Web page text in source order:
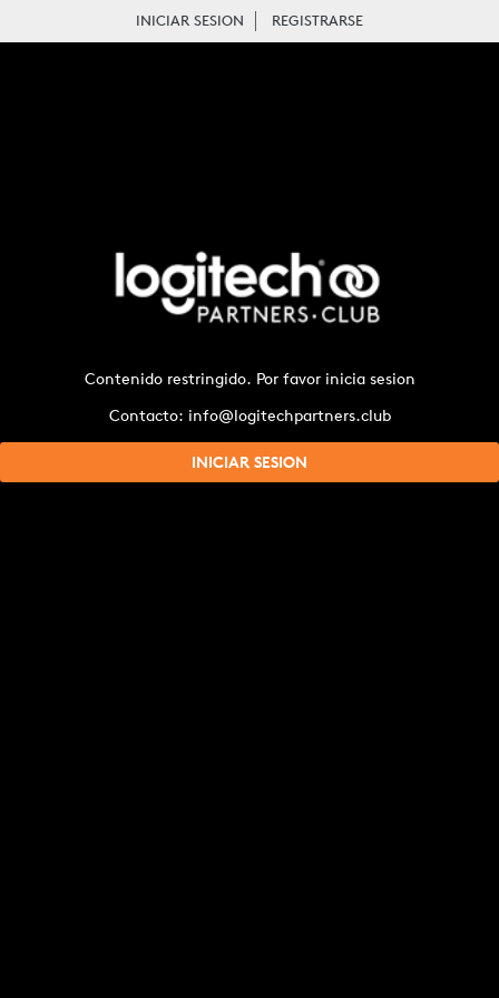
INICIAR SESION REGISTRARSE
Contenido restringido. Por favor inicia sesion
Contacto: info@logitechpartners.club
INICIAR SESION